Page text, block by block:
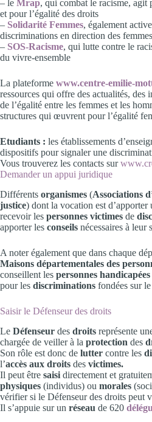
– le Mrap, qui combat le racisme, agit
et pour l’égalité des droits
– Solidarité Femmes, également
discriminations en direction des femmes
– SOS-Racisme, qui lutte contre le
du vivre-ensemble
La plateforme www.centre-emilie-
ressources qui offre des actualités, des
de l’égalité entre les femmes et les
structures qui œuvrent pour l’égalité
Etudiants : les établissements
dispositifs pour signaler une
Vous trouverez les contacts sur
Demander un appui juridique
Différents organismes (Associations
justice) dont la vocation est d’apporter
recevoir les personnes victimes de
apporter les conseils nécessaires à leur
A noter également que dans chaque
Maisons départementales des
conseillent les personnes handicapées
pour les discriminations fondées sur le
Saisir le Défenseur des droits
Le Défenseur des droits représente
chargée de veiller à la protection des
Son rôle est donc de lutter contre les
l’accès aux droits des victimes.
Il peut être saisi directement et
physiques (individus) ou morales
vérifier si le Défenseur des droits peut
Il s’appuie sur un réseau de 620